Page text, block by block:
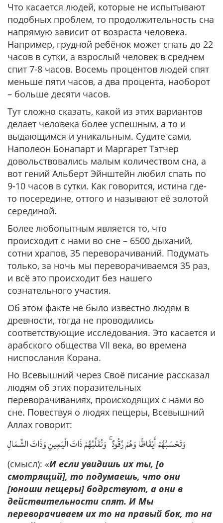
Что касается людей, которые не испытывают
подобных проблем, то продолжительность сна
напрямую зависит от возраста человека.
Например, грудной ребёнок может спать до 22
часов в сутки, а взрослый человек в среднем
спит 7-8 часов. Восемь процентов людей спят
меньше пяти часов, а два процента, наоборот
– больше десяти часов.
Тут сложно сказать, какой из этих вариантов
делает человека более успешным, а то и
выдающимся и уникальным. Судите сами,
Наполеон Бонапарт и Маргарет Тэтчер
довольствовались малым количеством сна, а
вот гений Альберт Эйнштейн любил спать по
9-10 часов в сутки. Как говорится, истина где-
то посередине, оттого и называют её золотой
серединой.
Более любопытным является то, что
происходит с нами во сне – 6500 дыханий,
сотни храпов, 35 переворачиваний. Подумать
только, за ночь мы переворачиваемся 35 раз,
и всё это происходит без нашего
сознательного участия.
Об этом факте не было известно людям в
древности, тогда не проводились
соответствующие исследования. Это касается и
арабского общества VII века, во времена
ниспослания Корана.
Но Всевышний через Своё писание рассказал
людям об этих поразительных
переворачиваниях, происходящих с нами во
сне. Повествуя о людях пещеры, Всевышний
Аллах говорит:
وَتَحْسَبُهُمْ أَيْقَاظًا وَهُمْ رُقُودٌ ۚ وَنُقَلِّبُهُمْ ذَاتَ الْيَمِينِ وَذَاتَ الشِّمَالِ
(смысл): «И если увидишь их ты, [о
смотрящий], то подумаешь, что они
[юноши пещеры] бодрствуют, а они в
действительности спят. И Мы
переворачиваем их то на правый бок, то на